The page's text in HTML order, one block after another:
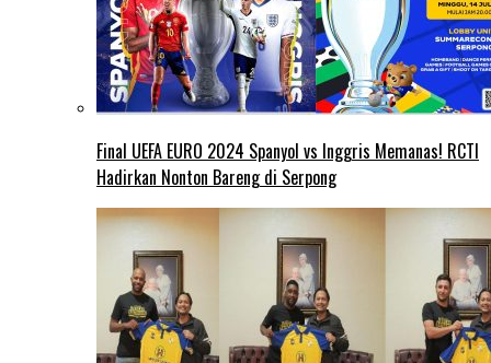
Final UEFA EURO 2024 Spanyol vs Inggris Memanas! RCTI
Hadirkan Nonton Bareng di Serpong